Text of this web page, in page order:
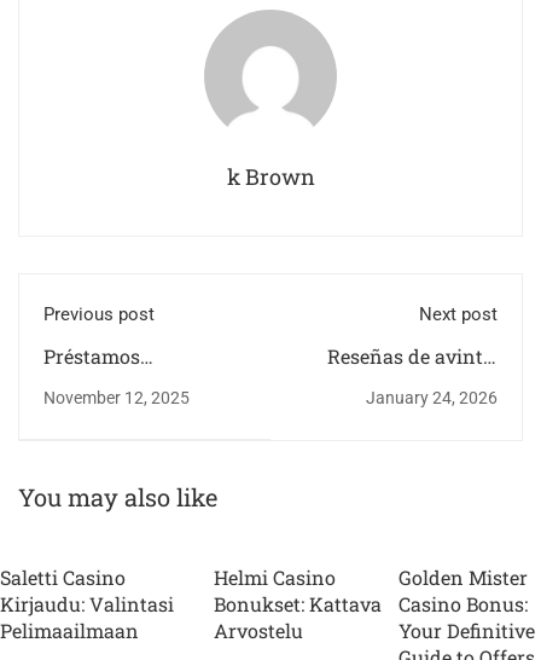
k Brown
Previous post
Préstamos
realmente préstamos
adecuados para
usted?
November 12, 2025
Next post
Reseñas de avinto:
la prestamos en linea
January 24, 2026
You may also like
Saletti Casino
Kirjaudu: Valintasi
Pelimaailmaan
Helmi Casino
Bonukset: Kattava
Arvostelu
Golden Mister
Casino Bonus:
Your Definitive